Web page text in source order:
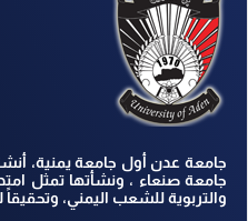
جامعة عدن أول جامعة يمنية،
جامعة صنعاء ، ونشأتها تمثل
والتربوية للشعب اليمني،